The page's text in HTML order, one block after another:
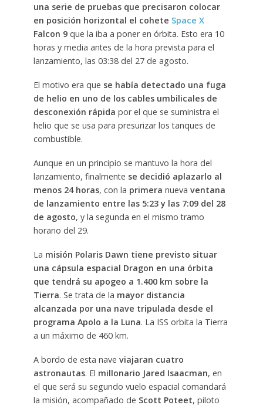
una serie de pruebas que precisaron colocar
en posición horizontal el cohete Space X
Falcon 9que la iba a poner en órbita. Esto era 10
horas y media antes de la hora prevista para el
lanzamiento, las 03:38 del 27 de agosto.
El motivo era que se había detectado una fuga
de helio en uno de los cables umbilicales de
desconexión rápida por el que se suministra el
helio que se usa para presurizar los tanques de
combustible.
Aunque en un principio se mantuvo la hora del
lanzamiento, finalmente se decidió aplazarlo al
menos 24 horas, con la primera nueva ventana
de lanzamiento entre las 5:23 y las 7:09 del 28
de agosto, y la segunda en el mismo tramo
horario del 29.
La misión Polaris Dawn tiene previsto situar
una cápsula espacial Dragon en una órbita
que tendrá su apogeo a 1.400 km sobre la
Tierra. Se trata de la mayor distancia
alcanzada por una nave tripulada desde el
programa Apolo a la Luna. La ISS orbita la Tierra
a un máximo de 460 km.
A bordo de esta nave viajaran cuatro
astronautas. El millonario Jared Isaacman, en
el que será su segundo vuelo espacial comandará
la misión, acompañado de Scott Poteet, piloto